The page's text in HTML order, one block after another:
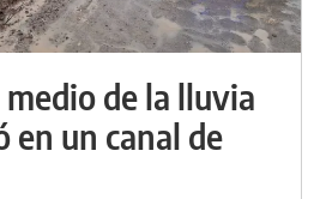
de la lluvia
en un canal de